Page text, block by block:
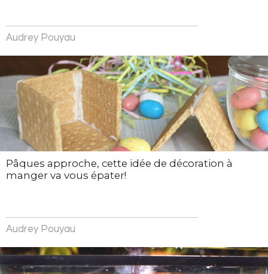
Audrey Pouyau
Pâques approche, cette idée de décoration à
manger va vous épater!
Audrey Pouyau